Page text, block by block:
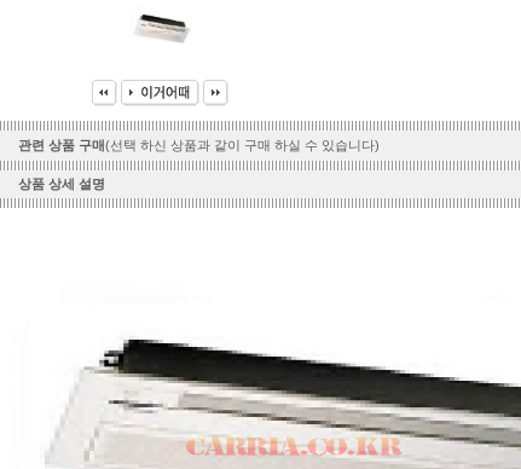
관련 상품 구매(선택 하신 상품과 같이 구매 하실 수 있습니다)
상품 상세 설명